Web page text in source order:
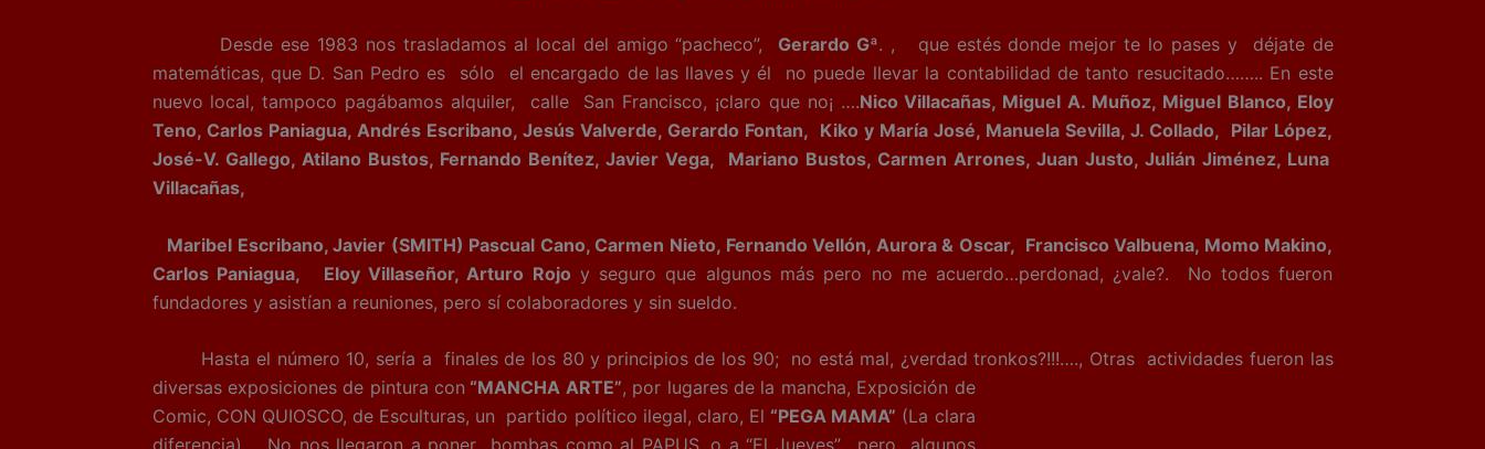
Desde ese 1983 nos trasladamos al local del amigo “pacheco”, Gerardo Gª. , que estés donde mejor te lo pases y déjate de
matemáticas, que D. San Pedro es sólo el encargado de las llaves y él no puede llevar la contabilidad de tanto resucitado…….. En este
nuevo local, tampoco pagábamos alquiler, calle San Francisco, ¡claro que no¡ ….Nico Villacañas, Miguel A. Muñoz, Miguel Blanco, Eloy
Teno, Carlos Paniagua, Andrés Escribano, Jesús Valverde, Gerardo Fontan, Kiko y María José, Manuela Sevilla, J. Collado, Pilar López,
José-V. Gallego, Atilano Bustos, Fernando Benítez, Javier Vega, Mariano Bustos, Carmen Arrones, Juan Justo, Julián Jiménez, Luna
Villacañas,
Maribel Escribano, Javier (SMITH) Pascual Cano, Carmen Nieto, Fernando Vellón, Aurora & Oscar, Francisco Valbuena, Momo Makino,
Carlos Paniagua, Eloy Villaseñor, Arturo Rojo y seguro que algunos más pero no me acuerdo…perdonad, ¿vale?. No todos fueron
fundadores y asistían a reuniones, pero sí colaboradores y sin sueldo.
Hasta el número 10, sería a finales de los 80 y principios de los 90; no está mal, ¿verdad tronkos?!!!…., Otras actividades fueron las
diversas exposiciones de pintura con “MANCHA ARTE”, por lugares de la mancha, Exposición de
Comic, CON QUIOSCO, de Esculturas, un partido político ilegal, claro, El “PEGA MAMA” (La clara